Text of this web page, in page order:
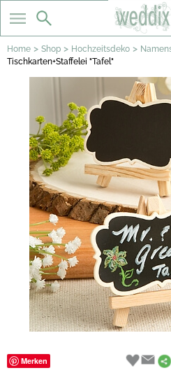
Home > Shop > Hochzeitsdeko >
Tischkarten+Staffelei "Tafel"
Merken